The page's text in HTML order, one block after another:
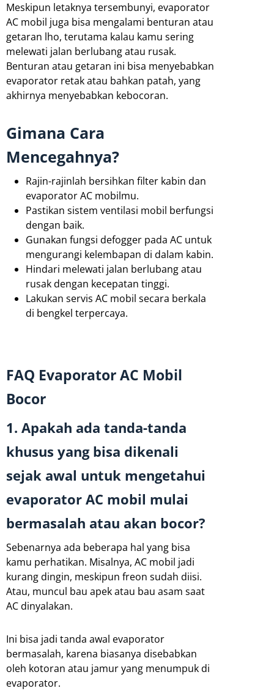
Meskipun letaknya tersembunyi, evaporator
AC mobil juga bisa mengalami benturan atau
getaran lho, terutama kalau kamu sering
melewati jalan berlubang atau rusak.
Benturan atau getaran ini bisa menyebabkan
evaporator retak atau bahkan patah, yang
akhirnya menyebabkan kebocoran.
Gimana Cara
Mencegahnya?
Rajin-rajinlah bersihkan filter kabin dan
evaporator AC mobilmu.
Pastikan sistem ventilasi mobil berfungsi
dengan baik.
Gunakan fungsi defogger pada AC untuk
mengurangi kelembapan di dalam kabin.
Hindari melewati jalan berlubang atau
rusak dengan kecepatan tinggi.
Lakukan servis AC mobil secara berkala
di bengkel terpercaya.
FAQ Evaporator AC Mobil
Bocor
1. Apakah ada tanda-tanda
khusus yang bisa dikenali
sejak awal untuk mengetahui
evaporator AC mobil mulai
bermasalah atau akan bocor?
Sebenarnya ada beberapa hal yang bisa
kamu perhatikan. Misalnya, AC mobil jadi
kurang dingin, meskipun freon sudah diisi.
Atau, muncul bau apek atau bau asam saat
AC dinyalakan.
Ini bisa jadi tanda awal evaporator
bermasalah, karena biasanya disebabkan
oleh kotoran atau jamur yang menumpuk di
evaporator.